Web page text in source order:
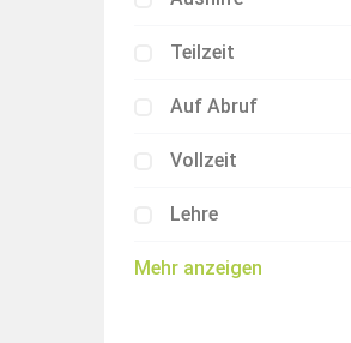
Teilzeit
Auf Abruf
Vollzeit
Lehre
Mehr anzeigen